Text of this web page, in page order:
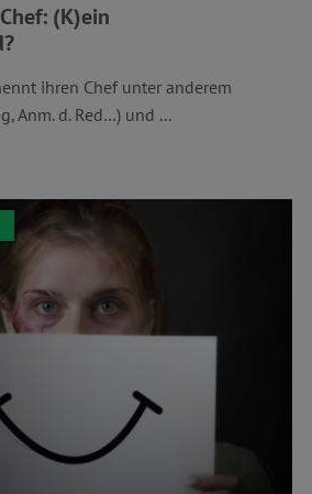
(K)ein
ihren Chef unter anderem
Anm. d. Red…) und ...